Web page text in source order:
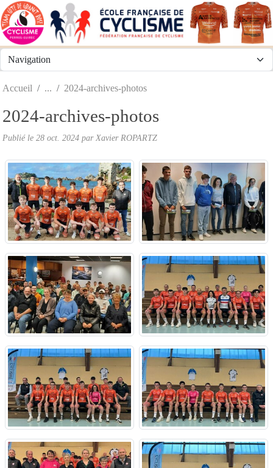
Accueil 2024-archives-photos
2024-archives-photos
Publié le 28 oct. 2024 par Xavier ROPARTZ
Panneau de gestion des cookies